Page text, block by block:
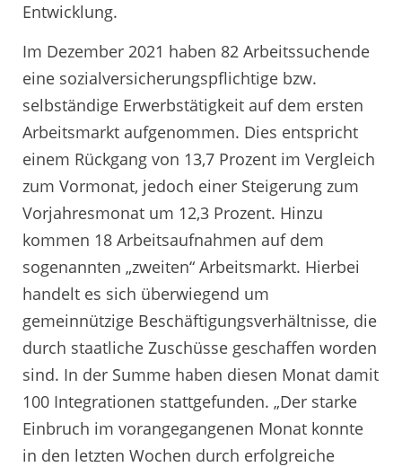
Entwicklung.
Im Dezember 2021 haben 82 Arbeitssuchende
eine sozialversicherungspflichtige bzw.
selbständige Erwerbstätigkeit auf dem ersten
Arbeitsmarkt aufgenommen. Dies entspricht
einem Rückgang von 13,7 Prozent im Vergleich
zum Vormonat, jedoch einer Steigerung zum
Vorjahresmonat um 12,3 Prozent. Hinzu
kommen 18 Arbeitsaufnahmen auf dem
sogenannten „zweiten“ Arbeitsmarkt. Hierbei
handelt es sich überwiegend um
gemeinnützige Beschäftigungsverhältnisse, die
durch staatliche Zuschüsse geschaffen worden
sind. In der Summe haben diesen Monat damit
100 Integrationen stattgefunden. „Der starke
Einbruch im vorangegangenen Monat konnte
in den letzten Wochen durch erfolgreiche